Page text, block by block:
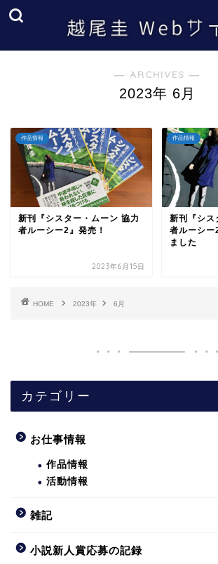
― ARCHIVES ―
2023年 6月
作品情報
新刊『シスター・ムーン 協力
者ルーシー2』発売！
2023年6月15日
作品情報
新刊『シス
者ルーシー
ました
HOME 2023年 6月
カテゴリー
お仕事情報
作品情報
活動情報
雑記
小説新人賞応募の記録